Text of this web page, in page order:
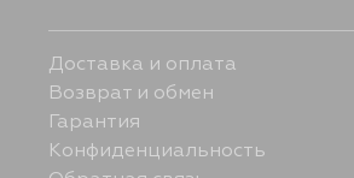
Доставка и оплата
Возврат и обмен
Гарантия
Конфиденциальность